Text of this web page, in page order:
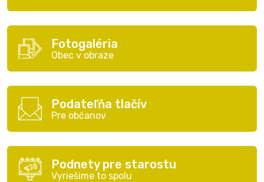
Fotogaléria
Obec v obraze
Podateľňa tlačív
Pre občanov
Podnety pre starostu
Vyriešime to spolu